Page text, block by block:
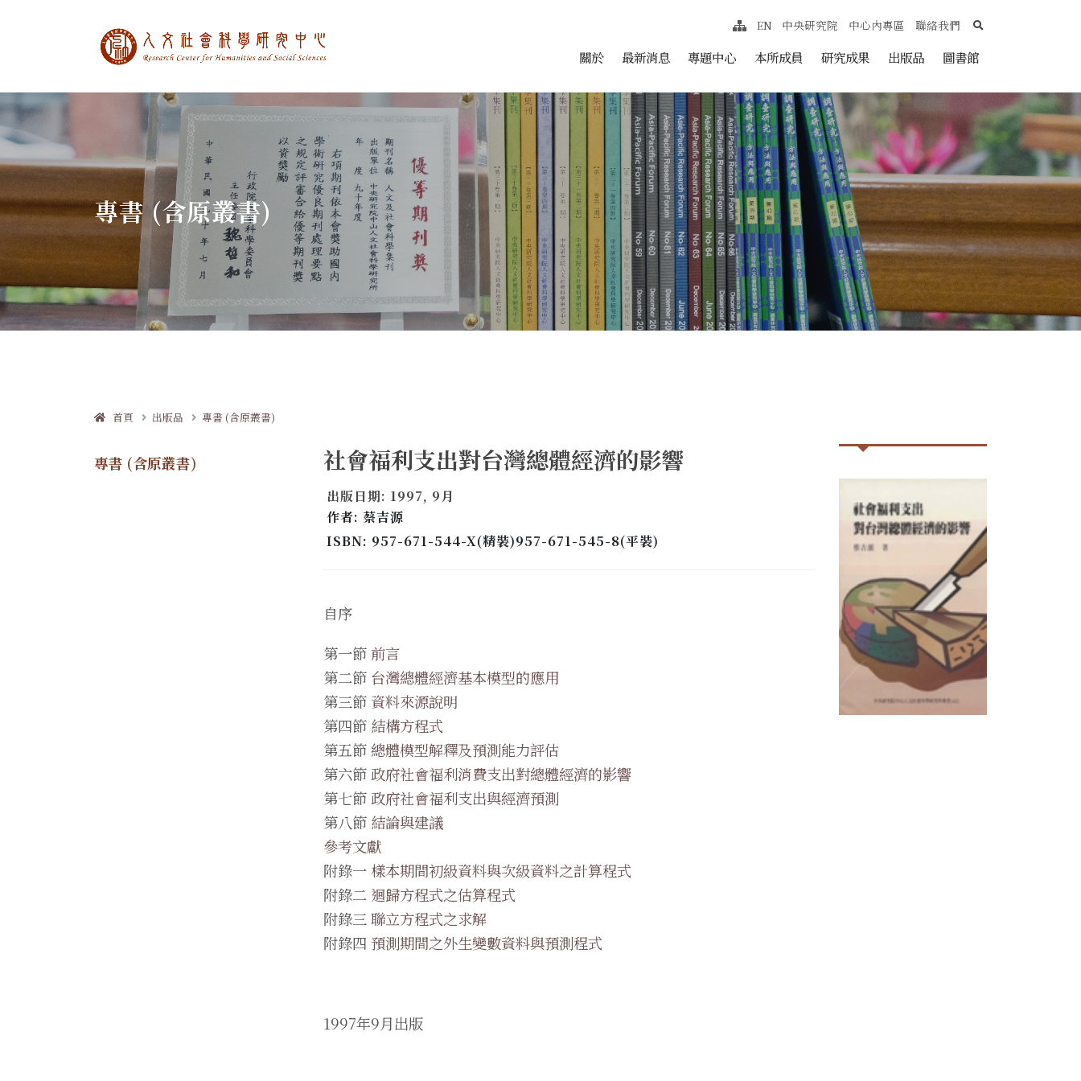
中央研究院人文社會科學研究中心 跳至中央區塊/Main Content
關於 最新消息 專題中心 本所成員 研究成果 出版品 圖書館
網站導覽
EN 中央研究院 中心內專區 聯絡我們 search
:::
專書 (含原叢書)
首頁 出版品 專書 (含原叢書)
專書 (含原叢書) 社會福利支出對台灣總體經濟的影響
出版日期: 1997, 9月
作者: 蔡吉源
ISBN: 957-671-544-X(精裝)957-671-545-8(平裝)
自序
第一節前言
第二節 台灣總體經濟基本模型的應用
第三節 資料來源說明
第四節 結構方程式
第五節 總體模型解釋及預測能力評估
第六節 政府社會福利消費支出對總體經濟的影響
第七節 政府社會福利支出與經濟預測
第八節 結論與建議
參考文獻
附錄一 樣本期間初級資料與次級資料之計算程式
附錄二 迴歸方程式之估算程式
附錄三 聯立方程式之求解
附錄四 預測期間之外生變數資料與預測程式
1997年9月出版